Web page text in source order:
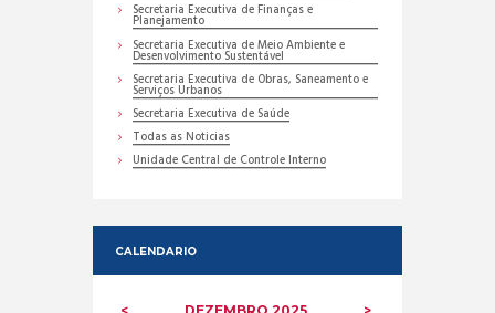
Secretaria Executiva de Finanças e
Planejamento
Secretaria Executiva de Meio Ambiente e
Desenvolvimento Sustentável
Secretaria Executiva de Obras, Saneamento e
Serviços Urbanos
Secretaria Executiva de Saúde
Todas as Noticias
Unidade Central de Controle Interno
CALENDARIO